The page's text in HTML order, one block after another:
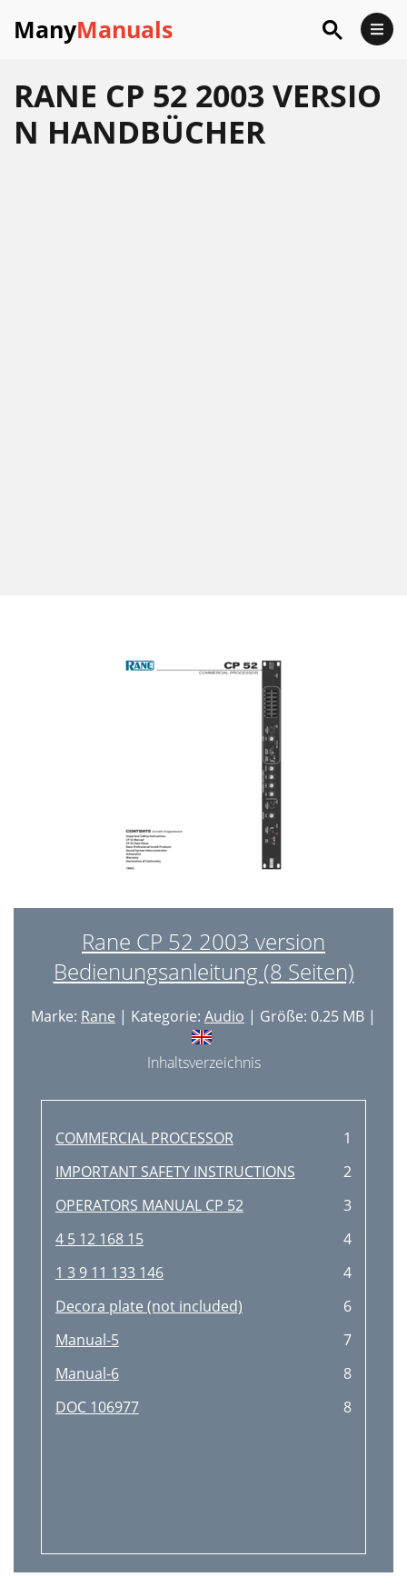
ManyManuals
RANE CP 52 2003 VERSIO
N HANDBÜCHER
Rane CP 52 2003 version
Bedienungsanleitung (8 Seiten)
Marke: Rane | Kategorie: Audio | Größe: 0.25 MB |
Inhaltsverzeichnis
COMMERCIAL PROCESSOR
1
IMPORTANT SAFETY INSTRUCTIONS
2
OPERATORS MANUAL CP 52
3
4 5 12 168 15
4
1 3 9 11 133 146
4
Decora plate (not included)
6
Manual-5
7
Manual-6
8
DOC 106977
8